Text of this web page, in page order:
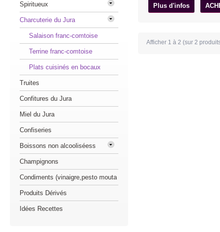
Plus d'infos
Afficher 1 à 2 (sur 2
Spiritueux
Charcuterie du Jura
Salaison franc-comtoise
Terrine franc-comtoise
Plats cuisinés en bocaux
Truites
Confitures du Jura
Miel du Jura
Confiseries
Boissons non alcooliséess
Champignons
Condiments (vinaigre,pesto mouta
Produits Dérivés
Idées Recettes